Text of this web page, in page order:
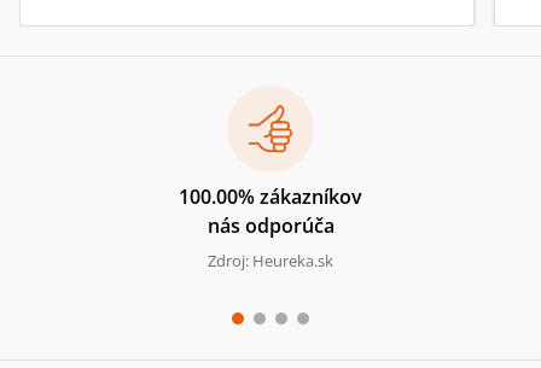
100.00% zákazníkov
nás odporúča
Zdroj: Heureka.sk